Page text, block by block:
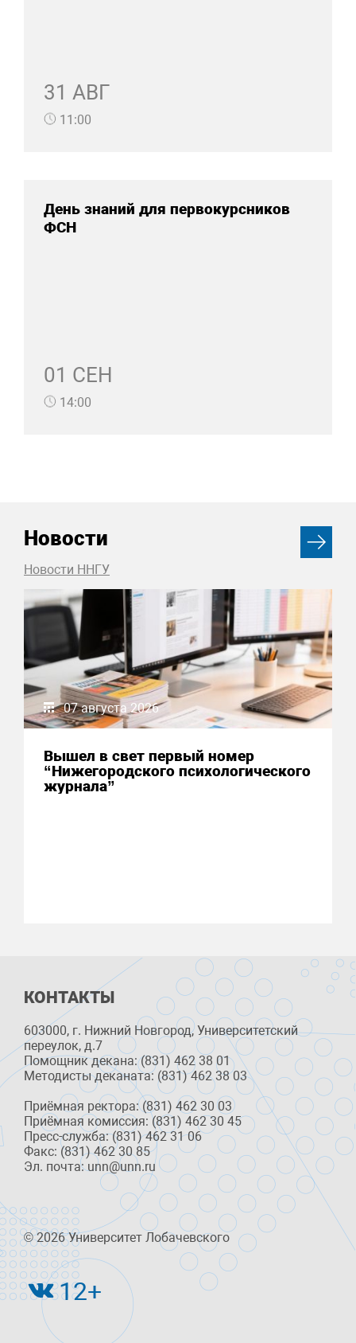
31 АВГ
11:00
День знаний для первокурсников
ФСН
01 СЕН
14:00
Новости
Новости ННГУ
07 августа 2026
Вышел в свет первый номер
“Нижегородского психологического
журнала”
КОНТАКТЫ
603000, г. Нижний Новгород, Университетский
переулок, д.7
Помощник декана: (831) 462 38 01
Методисты деканата: (831) 462 38 03
Приёмная ректора: (831) 462 30 03
Приёмная комиссия: (831) 462 30 45
Пресс-служба: (831) 462 31 06
Факс: (831) 462 30 85
Эл. почта: unn@unn.ru
© 2026 Университет Лобачевского
12+